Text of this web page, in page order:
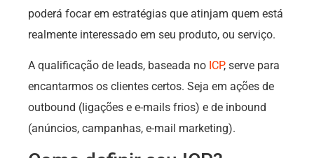
poderá focar em estratégias que atinjam quem está
realmente interessado em seu produto, ou serviço.
A qualificação de leads, baseada no ICP, serve para
encantarmos os clientes certos. Seja em ações de
outbound (ligações e e-mails frios) e de inbound
(anúncios, campanhas, e-mail marketing).